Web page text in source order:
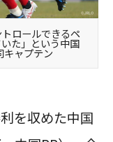
ロールできるペ
た」という中国
キャプテン
を収めた中国